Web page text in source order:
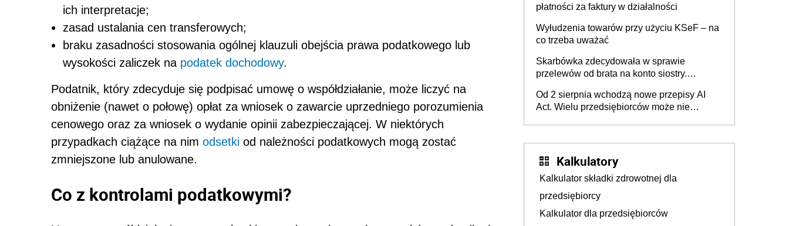
ich interpretacje;
zasad ustalania cen transferowych;
braku zasadności stosowania ogólnej klauzuli obejścia prawa podatkowego lub
wysokości zaliczek na podatek dochodowy.
Podatnik, który zdecyduje się podpisać umowę o współdziałanie, może liczyć na
obniżenie (nawet o połowę) opłat za wniosek o zawarcie uprzedniego porozumienia
cenowego oraz za wniosek o wydanie opinii zabezpieczającej. W niektórych
przypadkach ciążące na nim odsetki od należności podatkowych mogą zostać
zmniejszone lub anulowane.
Co z kontrolami podatkowymi?
płatności za faktury w działalności
Wyłudzenia towarów przy użyciu KSeF – na
co trzeba uważać
Skarbówka zdecydowała w sprawie
przelewów od brata na konto siostry.
darowizna, ale podatku jednak nie będzie
Od 2 sierpnia wchodzą nowe przepisy AI
Act. Wielu przedsiębiorców może nie
Kalkulatory
Kalkulator składki zdrowotnej dla
przedsiębiorcy
Kalkulator dla przedsiębiorców